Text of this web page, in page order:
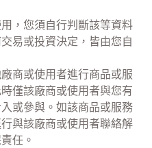
，您須自行判斷該等資料
易或投資決定，皆由您自
商或使用者進行商品或服
僅該廠商或使用者與您有
或參與。如該商品或服務
與該廠商或使用者聯絡解
任。